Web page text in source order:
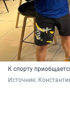
К спорту
Источник: